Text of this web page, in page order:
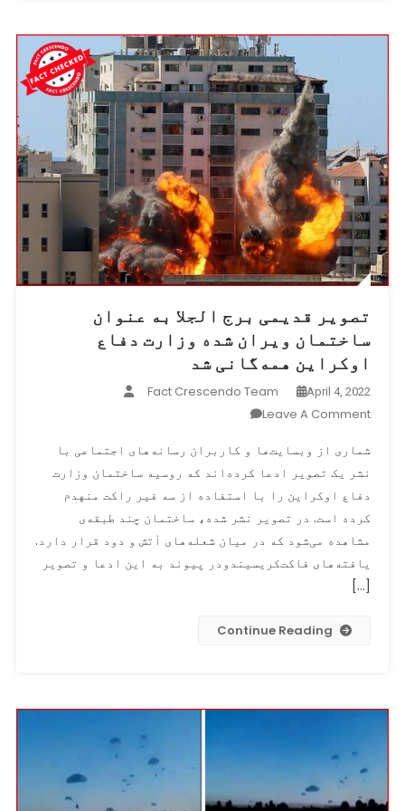
وزارت
دفاع
اوکراین
همه‌گانی
شد
تصویر قدیمی برج الجلا به عنوان
ساختمان ویران شده وزارت دفاع
اوکراین همه‌گانی شد
April 4, 2022
Fact Crescendo Team
Leave A Comment
قدیمی
برج
الجلا
به
عنوان
ساختمان
شد
شماری از وبسایت‌ها و کاربران رسانه‌های اجتماعی با
نشر یک تصویر ادعا کرده‌اند که روسیه ساختمان وزارت
دفاع اوکراین را با استفاده از سه فیر راکت منهدم
کرده است. در تصویر نشر شده، ساختمان چند طبقه‌ی
مشاهده می‌شود که در میان شعله‌های آتش و دود قرار دارد.
یافته‌های فاکت‌کریسیندودر پیوند به این ادعا و تصویر
[…]
Continue Reading